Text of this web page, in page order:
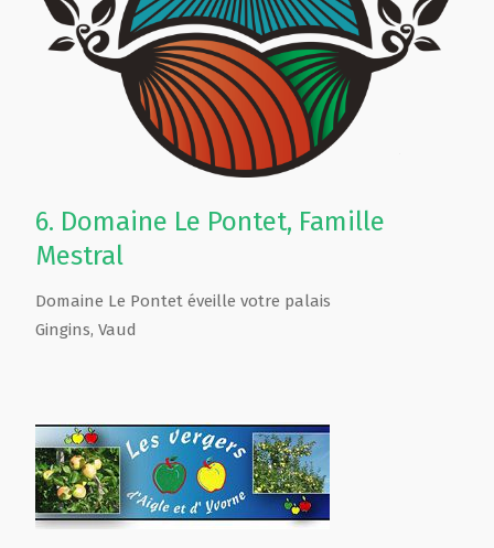
6. Domaine Le Pontet, Famille
Mestral
Domaine Le Pontet éveille votre palais
Gingins, Vaud